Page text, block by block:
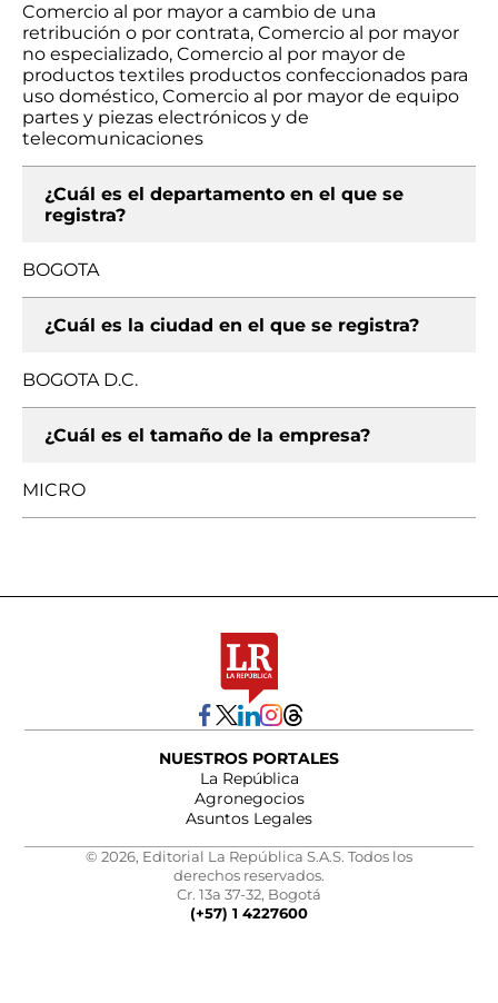
Comercio al por mayor a cambio de una
retribución o por contrata, Comercio al por mayor
no especializado, Comercio al por mayor de
productos textiles productos confeccionados para
uso doméstico, Comercio al por mayor de equipo
partes y piezas electrónicos y de
telecomunicaciones
¿Cuál es el departamento en el que se
registra?
BOGOTA
¿Cuál es la ciudad en el que se registra?
BOGOTA D.C.
¿Cuál es el tamaño de la empresa?
MICRO
NUESTROS PORTALES
La República
Agronegocios
Asuntos Legales
© 2026, Editorial La República S.A.S. Todos los
derechos reservados.
Cr. 13a 37-32, Bogotá
(+57) 1 4227600